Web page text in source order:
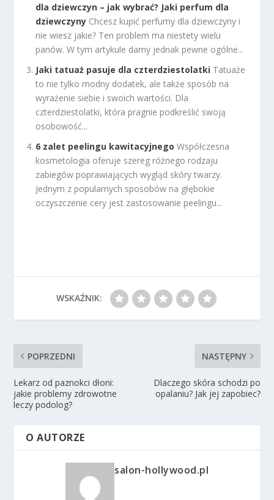
dla dziewczyn – jak wybrać? Jaki perfum dla
dziewczyny Chcesz kupić perfumy dla dziewczyny i
nie wiesz jakie? Ten problem ma niestety wielu
panów. W tym artykule damy jednak pewne ogólne...
Jaki tatuaż pasuje dla czterdziestolatki Tatuaże
to nie tylko modny dodatek, ale także sposób na
wyrażenie siebie i swoich wartości. Dla
czterdziestolatki, która pragnie podkreślić swoją
osobowość...
6 zalet peelingu kawitacyjnego Współczesna
kosmetologia oferuje szereg różnego rodzaju
zabiegów poprawiających wygląd skóry twarzy.
Jednym z popularnych sposobów na głębokie
oczyszczenie cery jest zastosowanie peelingu...
WSKAŹNIK:
POPRZEDNI
Lekarz od paznokci dłoni:
jakie problemy zdrowotne
leczy podolog?
NASTĘPNY
Dlaczego skóra schodzi po
opalaniu? Jak jej zapobiec?
O AUTORZE
salon-hollywood.pl